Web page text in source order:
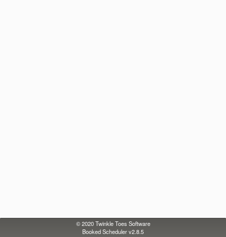
© 2020Twinkle Toes Software
Booked Scheduler v2.8.5